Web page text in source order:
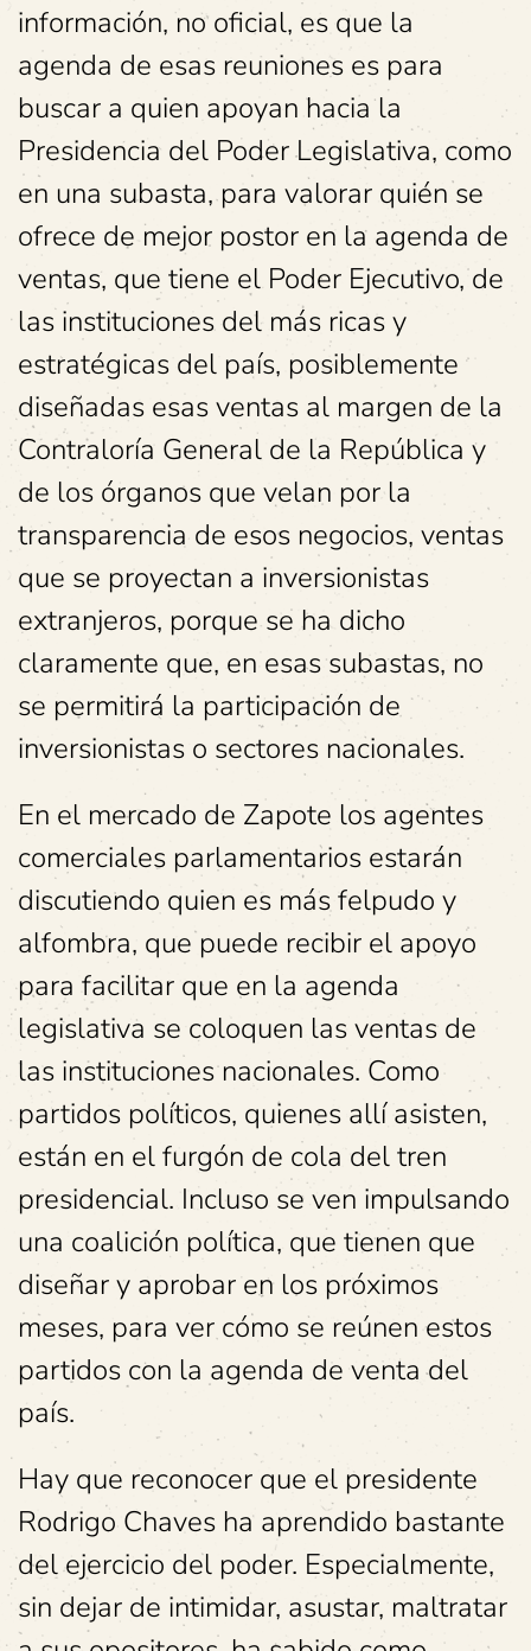
información, no oficial, es que la
agenda de esas reuniones es para
buscar a quien apoyan hacia la
Presidencia del Poder Legislativa, como
en una subasta, para valorar quién se
ofrece de mejor postor en la agenda de
ventas, que tiene el Poder Ejecutivo, de
las instituciones del más ricas y
estratégicas del país, posiblemente
diseñadas esas ventas al margen de la
Contraloría General de la República y
de los órganos que velan por la
transparencia de esos negocios, ventas
que se proyectan a inversionistas
extranjeros, porque se ha dicho
claramente que, en esas subastas, no
se permitirá la participación de
inversionistas o sectores nacionales.
En el mercado de Zapote los agentes
comerciales parlamentarios estarán
discutiendo quien es más felpudo y
alfombra, que puede recibir el apoyo
para facilitar que en la agenda
legislativa se coloquen las ventas de
las instituciones nacionales. Como
partidos políticos, quienes allí asisten,
están en el furgón de cola del tren
presidencial. Incluso se ven impulsando
una coalición política, que tienen que
diseñar y aprobar en los próximos
meses, para ver cómo se reúnen estos
partidos con la agenda de venta del
país.
Hay que reconocer que el presidente
Rodrigo Chaves ha aprendido bastante
del ejercicio del poder. Especialmente,
sin dejar de intimidar, asustar, maltratar